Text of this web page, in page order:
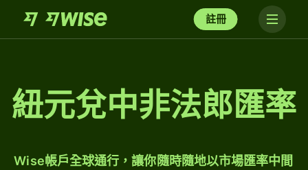
註冊
紐元兌中非法郎匯率
Wise帳戶全球通行，讓你隨時隨地以市場匯率中間